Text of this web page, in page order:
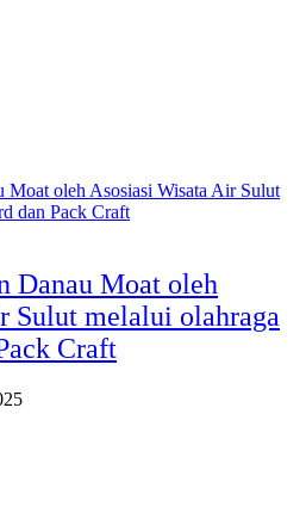
Danau Moat oleh
Sulut melalui olahraga
Craft